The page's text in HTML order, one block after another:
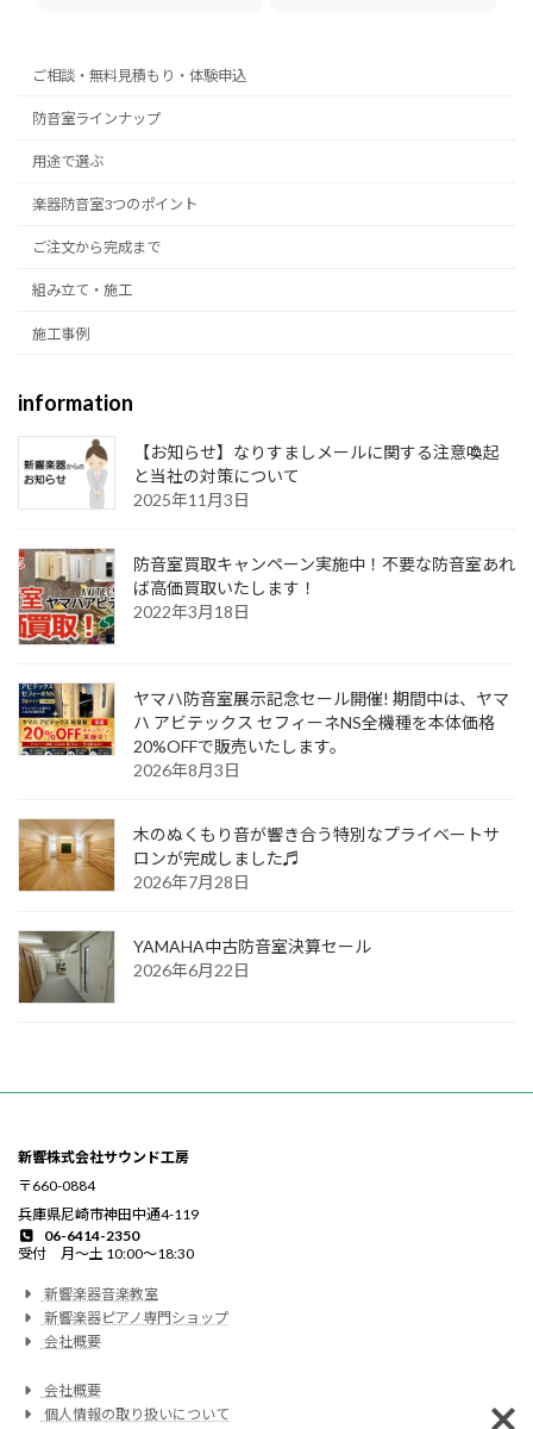
ご相談・無料見積もり・体験申込
防音室ラインナップ
用途で選ぶ
楽器防音室3つのポイント
ご注文から完成まで
組み立て・施工
施工事例
information
【お知らせ】なりすましメールに関する注意喚起
と当社の対策について
2025年11月3日
防音室買取キャンペーン実施中！不要な防音室あれ
ば高価買取いたします！
2022年3月18日
ヤマハ防音室展示記念セール開催! 期間中は、ヤマ
ハ アビテックス セフィーネNS全機種を本体価格
20%OFFで販売いたします。
2026年8月3日
木のぬくもり音が響き合う特別なプライベートサ
ロンが完成しました♬
2026年7月28日
YAMAHA中古防音室決算セール
2026年6月22日
新響株式会社サウンド工房
〒660-0884
兵庫県尼崎市神田中通4-119
06-6414-2350
受付 月〜土 10:00〜18:30
新響楽器音楽教室
新響楽器ピアノ専門ショップ
会社概要
会社概要
個人情報の取り扱いについて